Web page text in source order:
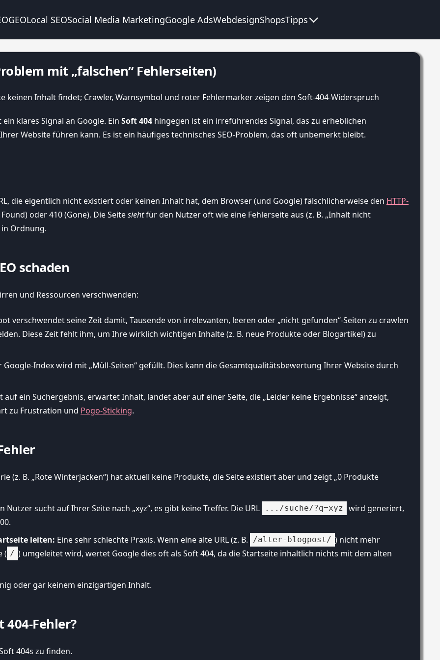
GEOLocal SEOSocial Media MarketingGoogle AdsWebdesignShopsTipps
mit „falschen“ Fehlerseiten)
klares Signal an Google. Ein Soft 404 hingegen ist ein irreführendes Signal, das zu erheblichen
Website führen kann. Es ist ein häufiges technisches SEO-Problem, das oft unbemerkt bleibt.
die eigentlich nicht existiert oder keinen Inhalt hat, dem Browser (und Google) fälschlicherweise den HTTP-
oder 410 (Gone). Die Seitesiehtfür den Nutzer oft wie eine Fehlerseite aus (z. B. „Inhalt nicht
in Ordnung.
schaden
und Ressourcen verschwenden:
verschwendet seine Zeit damit, Tausende von irrelevanten, leeren oder „nicht gefunden“-Seiten zu crawlen
Diese Zeit fehlt ihm, um Ihre wirklich wichtigen Inhalte (z. B. neue Produkte oder Blogartikel) zu
Index wird mit „Müll-Seiten“ gefüllt. Dies kann die Gesamtqualitätsbewertung Ihrer Website durch
ein Suchergebnis, erwartet Inhalt, landet aber auf einer Seite, die „Leider keine Ergebnisse“ anzeigt,
zu Frustration und Pogo-Sticking.
(z. B. „Rote Winterjacken“) hat aktuell keine Produkte, die Seite existiert aber und zeigt „0 Produkte
Nutzer sucht auf Ihrer Seite nach „xyz“, es gibt keine Treffer. Die URL .../suche/?q=xyz
wird generiert,
leiten: Eine sehr schlechte Praxis. Wenn eine alte URL (z. B. /alter-blogpost/ ) nicht mehr
( / ) umgeleitet wird, wertet Google dies oft als Soft 404, da die Startseite inhaltlich nichts mit dem alten
oder gar keinem einzigartigen Inhalt.
Fehler?
404s zu finden.